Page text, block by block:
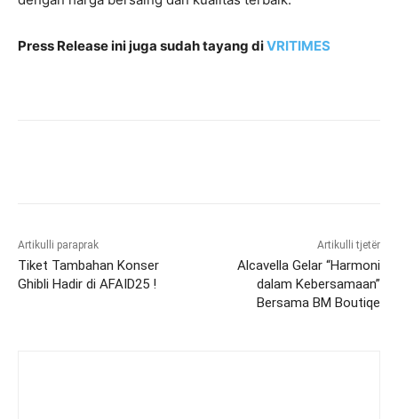
Press Release ini juga sudah tayang diVRITIMES
Artikulli paraprak
Tiket Tambahan Konser
Ghibli Hadir di AFAID25 !
Artikulli tjetër
Alcavella Gelar “Harmoni
dalam Kebersamaan”
Bersama BM Boutiqe